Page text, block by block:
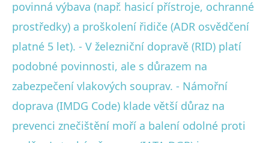
povinná výbava (např. hasicí přístroje, ochranné
prostředky) a proškolení řidiče (ADR osvědčení
platné 5 let). - V železniční dopravě (RID) platí
podobné povinnosti, ale s důrazem na
zabezpečení vlakových souprav. - Námořní
doprava (IMDG Code) klade větší důraz na
prevenci znečištění moří a balení odolné proti